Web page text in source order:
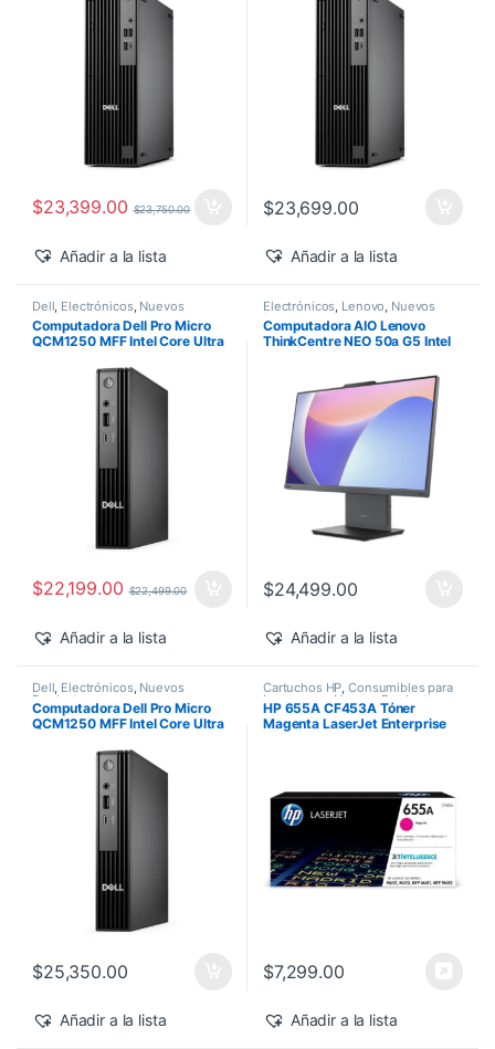
$23,399.00 $23,750.00
Añadir a la lista
$23,699.00
Añadir a la lista
Dell Electrónicos, Nuevos
Productos
Computadora Dell Pro Micro
QCM1250 MFF Intel Core Ultra
Windows 11 Pro
$22,199.00 $22,499.00
Añadir a la lista
Electrónicos Lenovo Nuevos
Productos
Computadora AIO Lenovo
ThinkCentre NEO 50a G5 Intel
512GB SSD Windows 11 Pro
$24,499.00
Añadir a la lista
Dell, Electrónicos, Nuevos
Productos
Computadora Dell Pro Micro
QCM1250 MFF Intel Core Ultra
Windows 11 Pro
$25,350.00
Añadir a la lista
Cartuchos HP,Consumibles para
Impresoras,Nuevos Productos
Sobre Pedido,Toner Original
HP 655A CF453A Tóner
Magenta LaserJet Enterprise
$7,299.00
Añadir a la lista